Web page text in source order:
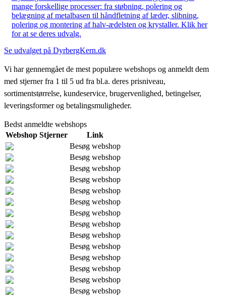
mange forskellige processer: fra støbning, polering og
belægning af metalbasen til håndfletning af læder, slibning,
polering og montering af halv-ædelsten og krystaller. Klik her
for at se deres udvalg.
Se udvalget på DyrbergKern.dk
Vi har gennemgået de mest populære webshops og anmeldt dem
med stjerner fra 1 til 5 ud fra bl.a. deres prisniveau,
sortimentstørrelse, kundeservice, brugervenlighed, betingelser,
leveringsformer og betalingsmuligheder.
Bedst anmeldte webshops
Webshop Stjerner
Link
Besøg webshop
Besøg webshop
Besøg webshop
Besøg webshop
Besøg webshop
Besøg webshop
Besøg webshop
Besøg webshop
Besøg webshop
Besøg webshop
Besøg webshop
Besøg webshop
Besøg webshop
Besøg webshop